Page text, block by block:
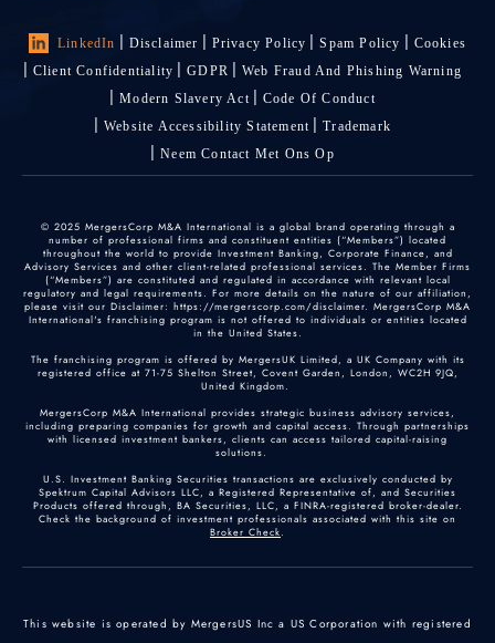
LinkedIn Disclaimer Privacy Policy Spam Policy
Cookies
Client Confidentiality
GDPR
Web Fraud And Phishing Warning
Modern Slavery Act
Code Of Conduct
Website Accessibility Statement
Trademark
Neem Contact Met Ons Op
© 2025 MergersCorp M&A International is a global brand operating through a
number of professional firms and constituent entities (“Members”) located
throughout the world to provide Investment Banking, Corporate Finance, and
Advisory Services and other client-related professional services. The Member Firms
(“Members”) are constituted and regulated in accordance with relevant local
regulatory and legal requirements. For more details on the nature of our affiliation,
please visit our Disclaimer: https://mergerscorp.com/disclaimer. MergersCorp M&A
International's franchising program is not offered to individuals or entities located
in the United States.
The franchising program is offered by MergersUK Limited, a UK Company with its
registered office at 71-75 Shelton Street, Covent Garden, London, WC2H 9JQ,
United Kingdom.
MergersCorp M&A International provides strategic business advisory services,
including preparing companies for growth and capital access. Through partnerships
with licensed investment bankers, clients can access tailored capital-raising
solutions.
U.S. Investment Banking Securities transactions are exclusively conducted by
Spektrum Capital Advisors LLC, a Registered Representative of, and Securities
Products offered through, BA Securities, LLC, a FINRA-registered broker-dealer.
Check the background of investment professionals associated with this site on
Broker Check.
This website is operated by MergersUS Inc a US Corporation with registered